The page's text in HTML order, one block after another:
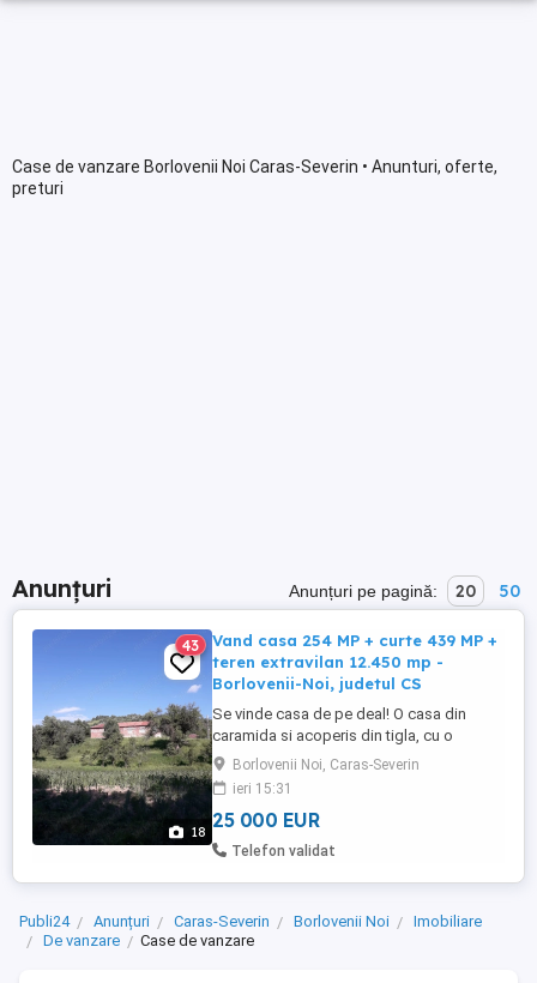
Case de vanzare Borlovenii Noi Caras-Severin • Anunturi, oferte,
preturi
Anunțuri Anunțuri pe pagină: 20 50
18
43
Vand casa 254 MP + curte 439 MP +
teren extravilan 12.450 mp -
Borlovenii-Noi, judetul CS
Se vinde casa de pe deal! O casa din
caramida si acoperis din tigla, cu o
priveliste minunata spre sat. Suficient de
aproape de strada principala astfel incat
sa nu fie o corvoada sa mergi la magazin,
dar perfect asezata pentru a te bucura de
liniste si ciripit de pasarele. Un loc in care
Borlovenii Noi, Caras-Severin
ieri 15:31
25 000 EUR
Telefon validat
Publi24 Anunțuri Caras-Severin Borlovenii Noi
Imobiliare
De vanzare
Case de vanzare